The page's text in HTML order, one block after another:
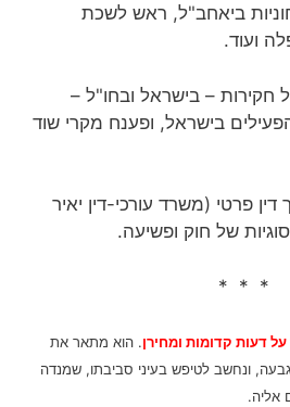
ביאחב"ל, ראש לשכת
ועוד.
חקירות – בישראל ובחו"ל –
בישראל, ופענח מקרי שוד
פרטי (משרד עורכי-דין‏ יאיר
של חוק ופשיעה.
* * *
דעות קדומות ומחירן. הוא מתאר את
ונחשב לטיפש בעיני סביבתו, שמנדה
אליה.